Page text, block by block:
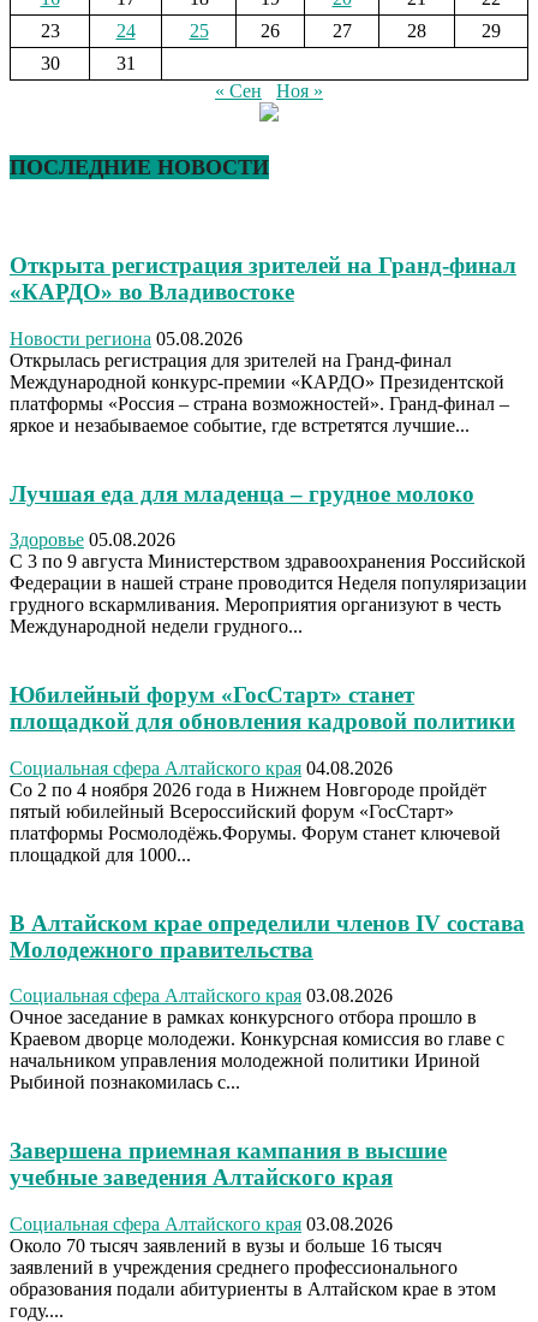
23
24 25 26 27 28
29
30
31
« Сен
Ноя »
ПОСЛЕДНИЕ НОВОСТИ
Открыта регистрация зрителей на Гранд-финал
«КАРДО» во Владивостоке
Новости региона 05.08.2026
Открылась регистрация для зрителей на Гранд-финал
Международной конкурс-премии «КАРДО» Президентской
платформы «Россия – страна возможностей». Гранд-финал –
яркое и незабываемое событие, где встретятся лучшие...
Лучшая еда для младенца – грудное молоко
Здоровье 05.08.2026
С 3 по 9 августа Министерством здравоохранения Российской
Федерации в нашей стране проводится Неделя популяризации
грудного вскармливания. Мероприятия организуют в честь
Международной недели грудного...
Юбилейный форум «ГосСтарт» станет
площадкой для обновления кадровой политики
Социальная сфера Алтайского края 04.08.2026
Со 2 по 4 ноября 2026 года в Нижнем Новгороде пройдёт
пятый юбилейный Всероссийский форум «ГосСтарт»
платформы Росмолодёжь.Форумы. Форум станет ключевой
площадкой для 1000...
В Алтайском крае определили членов IV состава
Молодежного правительства
Социальная сфера Алтайского края 03.08.2026
Очное заседание в рамках конкурсного отбора прошло в
Краевом дворце молодежи. Конкурсная комиссия во главе с
начальником управления молодежной политики Ириной
Рыбиной познакомилась с...
Завершена приемная кампания в высшие
учебные заведения Алтайского края
Социальная сфера Алтайского края 03.08.2026
Около 70 тысяч заявлений в вузы и больше 16 тысяч
заявлений в учреждения среднего профессионального
образования подали абитуриенты в Алтайском крае в этом
году....